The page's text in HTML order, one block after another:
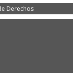
Derechos